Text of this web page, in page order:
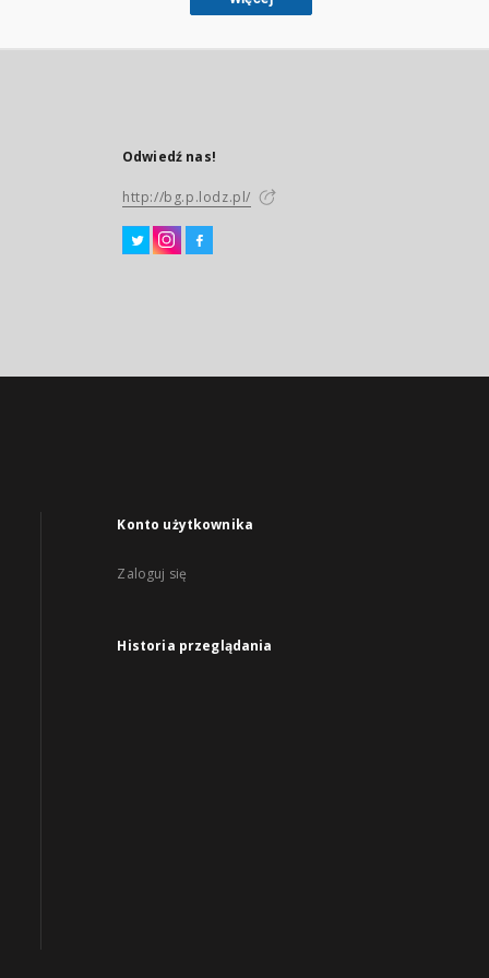
Odwiedź nas!
http://bg.p.lodz.pl/
Konto użytkownika
Zaloguj się
Historia przeglądania